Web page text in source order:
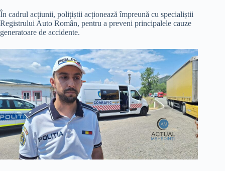
În cadrul acțiunii, polițiștii acționează împreună cu specialiștii
Registrului Auto Român, pentru a preveni principalele cauze
generatoare de accidente.